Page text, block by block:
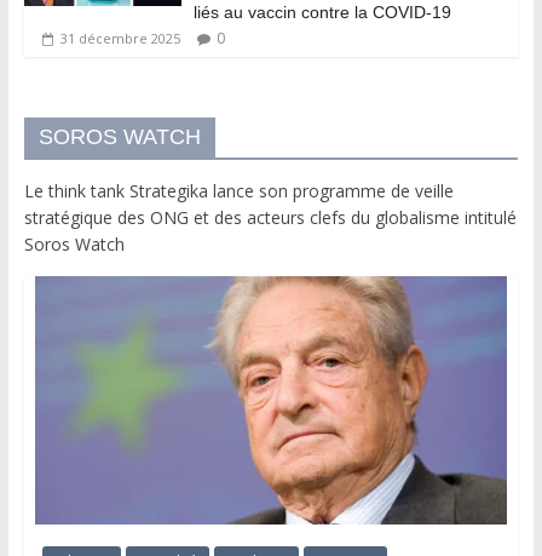
liés au vaccin contre la COVID-19
31 décembre 2025 0
SOROS WATCH
Le think tank Strategika lance son programme de veille
stratégique des ONG et des acteurs clefs du globalisme intitulé
Soros Watch